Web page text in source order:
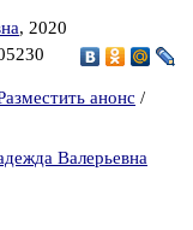
, 2020
анонс /
Валерьевна